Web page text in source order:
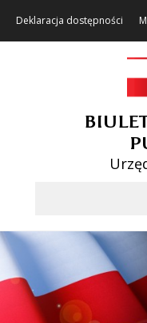
Deklaracja dostępności